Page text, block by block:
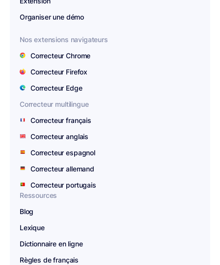
Organiser une démo
Nos extensions navigateurs
Correcteur Chrome
Correcteur Firefox
Correcteur Edge
Correcteur multilingue
Correcteur français
Correcteur anglais
Correcteur espagnol
Correcteur allemand
Correcteur portugais
Ressources
Blog
Lexique
Dictionnaire en ligne
Règles de français